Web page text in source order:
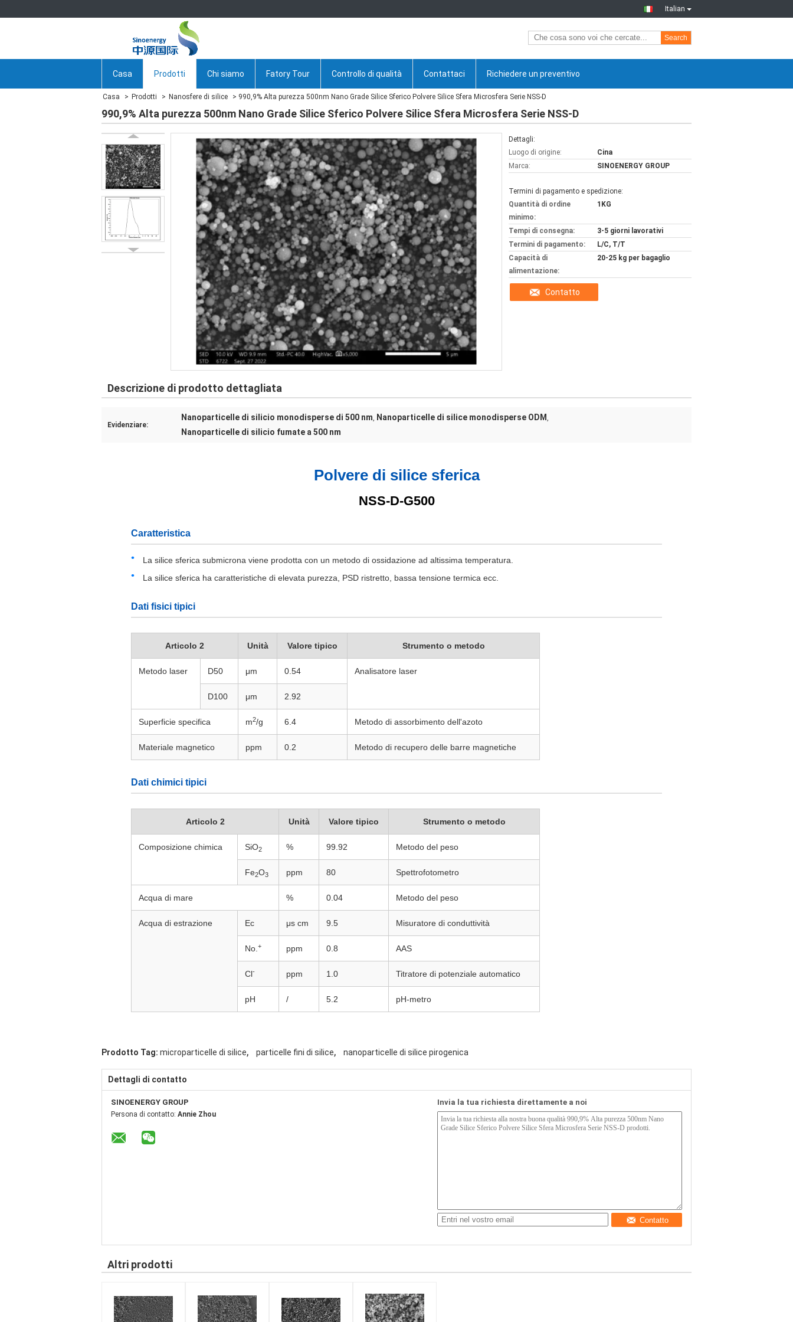
Italian
Search
Casa Prodotti Chi siamo Fatory Tour Controllo di qualità Contattaci Richiedere un preventivo
Casa Prodotti Nanosfere di silice 990,9% Alta purezza 500nm Nano Grade Silice Sferico Polvere Silice Sfera Microsfera Serie NSS-D
990,9% Alta purezza 500nm Nano Grade Silice Sferico Polvere Silice Sfera Microsfera Serie NSS-D
Dettagli:
Luogo di origine:
Cina
Marca:
SINOENERGY GROUP
Termini di pagamento e spedizione:
Quantità di ordine
minimo:
1KG
Tempi di consegna:
3-5 giorni lavorativi
Termini di pagamento:
L/C, T/T
Capacità di
alimentazione:
20-25 kg per bagaglio
Contatto
Descrizione di prodotto dettagliata
Evidenziare:
Nanoparticelle di silicio monodisperse di 500 nm, Nanoparticelle di silice monodisperse ODM ,
Nanoparticelle di silicio fumate a 500 nm
Polvere di silice sferica
NSS-D-G500
Caratteristica
La silice sferica submicrona viene prodotta con un metodo di ossidazione ad altissima temperatura.
La silice sferica ha caratteristiche di elevata purezza, PSD ristretto, bassa tensione termica ecc.
Dati fisici tipici
Articolo 2 Unità Valore tipico Strumento o metodo
Metodo laser D50 μm 0.54 Analisatore laser
D100 μm 2.92
Superficie specifica m2/g 6.4 Metodo di assorbimento dell'azoto
Materiale magnetico ppm 0.2 Metodo di recupero delle barre magnetiche
Dati chimici tipici
Articolo 2 Unità Valore tipico Strumento o metodo
Composizione chimica SiO2 % 99.92 Metodo del peso
Fe2O3 ppm 80 Spettrofotometro
Acqua di mare % 0.04 Metodo del peso
Acqua di estrazione Ec μs cm 9.5 Misuratore di conduttività
No. + ppm 0.8 AAS
Cl- ppm 1.0 Titratore di potenziale automatico
pH / 5.2 pH-metro
Prodotto Tag: microparticelle di silice, particelle fini di silice, nanoparticelle di silice pirogenica
Dettagli di contatto
SINOENERGY GROUP
Persona di contatto: Annie Zhou
Invia la tua richiesta direttamente a noi
Contatto
Altri prodotti